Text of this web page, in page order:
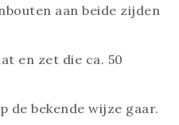
aan beide zijden
en zet die ca. 50
de bekende wijze gaar.